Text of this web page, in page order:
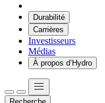
Durabilité
Carrières
Investisseurs
Médias
À propos d’Hydro